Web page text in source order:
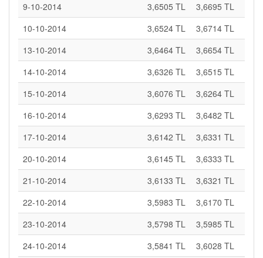
9-10-2014
3,6505 TL
3,6695 TL
10-10-2014
3,6524 TL
3,6714 TL
13-10-2014
3,6464 TL
3,6654 TL
14-10-2014
3,6326 TL
3,6515 TL
15-10-2014
3,6076 TL
3,6264 TL
16-10-2014
3,6293 TL
3,6482 TL
17-10-2014
3,6142 TL
3,6331 TL
20-10-2014
3,6145 TL
3,6333 TL
21-10-2014
3,6133 TL
3,6321 TL
22-10-2014
3,5983 TL
3,6170 TL
23-10-2014
3,5798 TL
3,5985 TL
24-10-2014
3,5841 TL 3,6028 TL